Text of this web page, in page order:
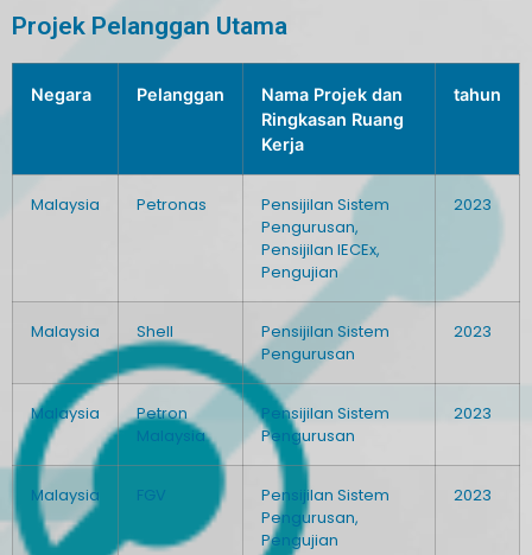
Projek Pelanggan Utama
Negara Pelanggan
Nama Projek dan
Ringkasan Ruang
Kerja
tahun
Malaysia Petronas
Pensijilan Sistem
Pengurusan,
Pensijilan IECEx,
Pengujian
2023
Malaysia Shell
Pensijilan Sistem
Pengurusan
2023
Malaysia
Petron
Malaysia
Pensijilan Sistem
Pengurusan
2023
Malaysia FGV
Pensijilan Sistem
Pengurusan,
Pengujian
2023